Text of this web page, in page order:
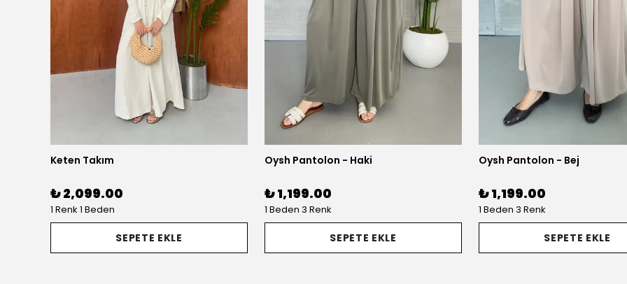
Keten Takım
₺ 2,099.00
1 Renk 1 Beden
SEPETE EKLE
Oysh Pantolon - Haki
₺ 1,199.00
1 Beden 3 Renk
SEPETE EKLE
Oysh Pantolon - Bej
₺ 1,199.00
1 Beden 3 Renk
SEPETE EKLE